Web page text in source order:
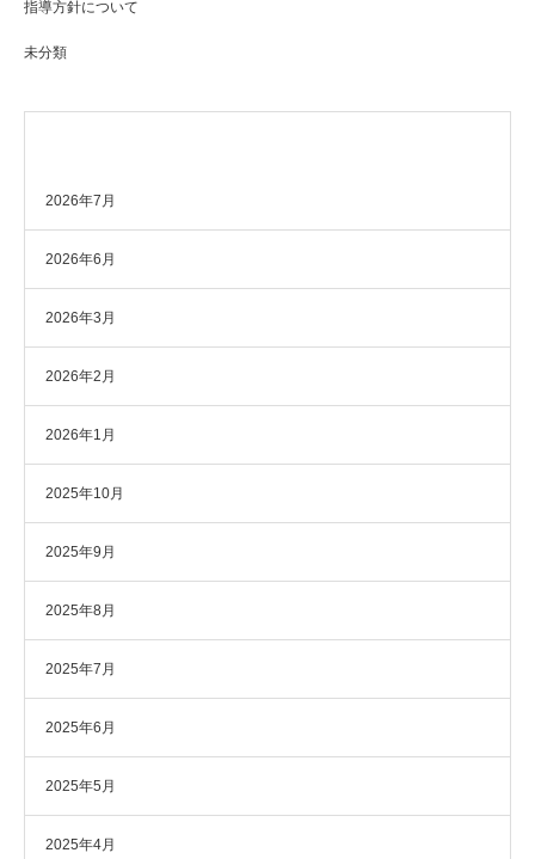
指導方針について
未分類
2026年7月
2026年6月
2026年3月
2026年2月
2026年1月
2025年10月
2025年9月
2025年8月
2025年7月
2025年6月
2025年5月
2025年4月